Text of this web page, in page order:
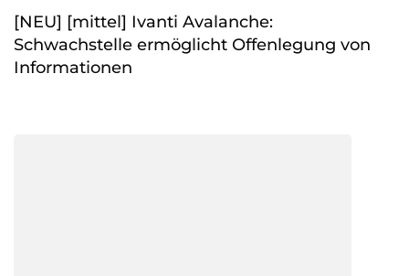
[NEU] [mittel] Ivanti Avalanche:
Schwachstelle ermöglicht Offenlegung von
Informationen